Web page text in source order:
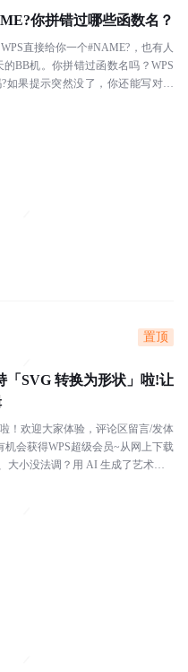
你拼错过哪些函数名？
直接给你一个#NAME?，也有人
BB机。你拼错过函数名吗？WPS
如果提示突然没了，你还能写对几
置顶
「SVG 转换为形状」啦!让
！欢迎大家体验，评论区留言/发体
机会获得WPS超级会员~从网上下载
大小没法调？用 AI 生成了艺术字 S